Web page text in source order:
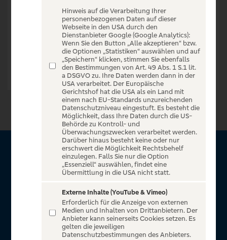
Zur Startseite
Über VR Entertain
für alle Kunden der Volksbanken Raiffeisenbanken. Auf
unserem einzigartigen Portal finden Sie Tickets für
atemberaubende Konzerte, Musicals und Shows, die
Fußball-Bundesliga sowie die Champions League und die
Hinweis auf die Verarbeitung Ihrer
personenbezogenen Daten auf dieser
Webseite in den USA durch den
Dienstanbieter Google (Google Analytics):
Wenn Sie den Button „Alle akzeptieren“ bzw.
die Optionen „Statistiken“ auswählen und auf
„Speichern“ klicken, stimmen Sie ebenfalls
den Bestimmungen von Art. 49 Abs. 1 S.1 lit.
a DSGVO zu. Ihre Daten werden dann in der
USA verarbeitet. Der Europäische
Gerichtshof hat die USA als ein Land mit
einem nach EU-Standards unzureichenden
Datenschutzniveau eingestuft. Es besteht die
Möglichkeit, dass Ihre Daten durch die US-
Behörde zu Kontroll- und
Überwachungszwecken verarbeitet werden.
Darüber hinaus besteht keine oder nur
erschwert die Möglichkeit Rechtsbehelf
einzulegen. Falls Sie nur die Option
„Essenziell“ auswählen, findet eine
Übermittlung in die USA nicht statt.
Externe Inhalte (YouTube & Vimeo)
Erforderlich für die Anzeige von externen
Medien und Inhalten von Drittanbietern. Der
Anbieter kann seinerseits Cookies setzen. Es
gelten die jeweiligen
Datenschutzbestimmungen des Anbieters.